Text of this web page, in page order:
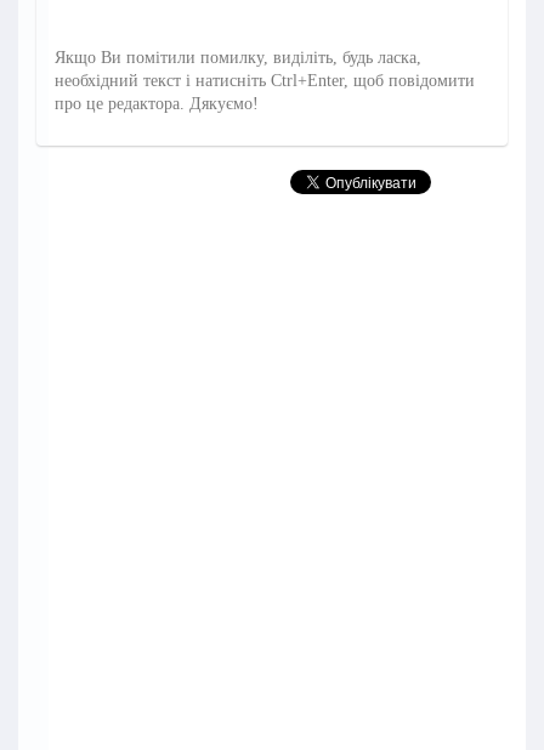
Якщо Ви помітили помилку, виділіть, будь ласка,
необхідний текст і натисніть Ctrl+Enter, щоб повідомити
про це редактора. Дякуємо!